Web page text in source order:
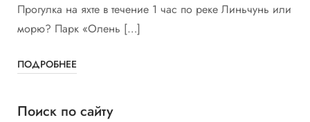
Прогулка на яхте в течение 1 час по реке Линьчунь или
морю? Парк «Олень […]
ПОДРОБНЕЕ
Поиск по сайту